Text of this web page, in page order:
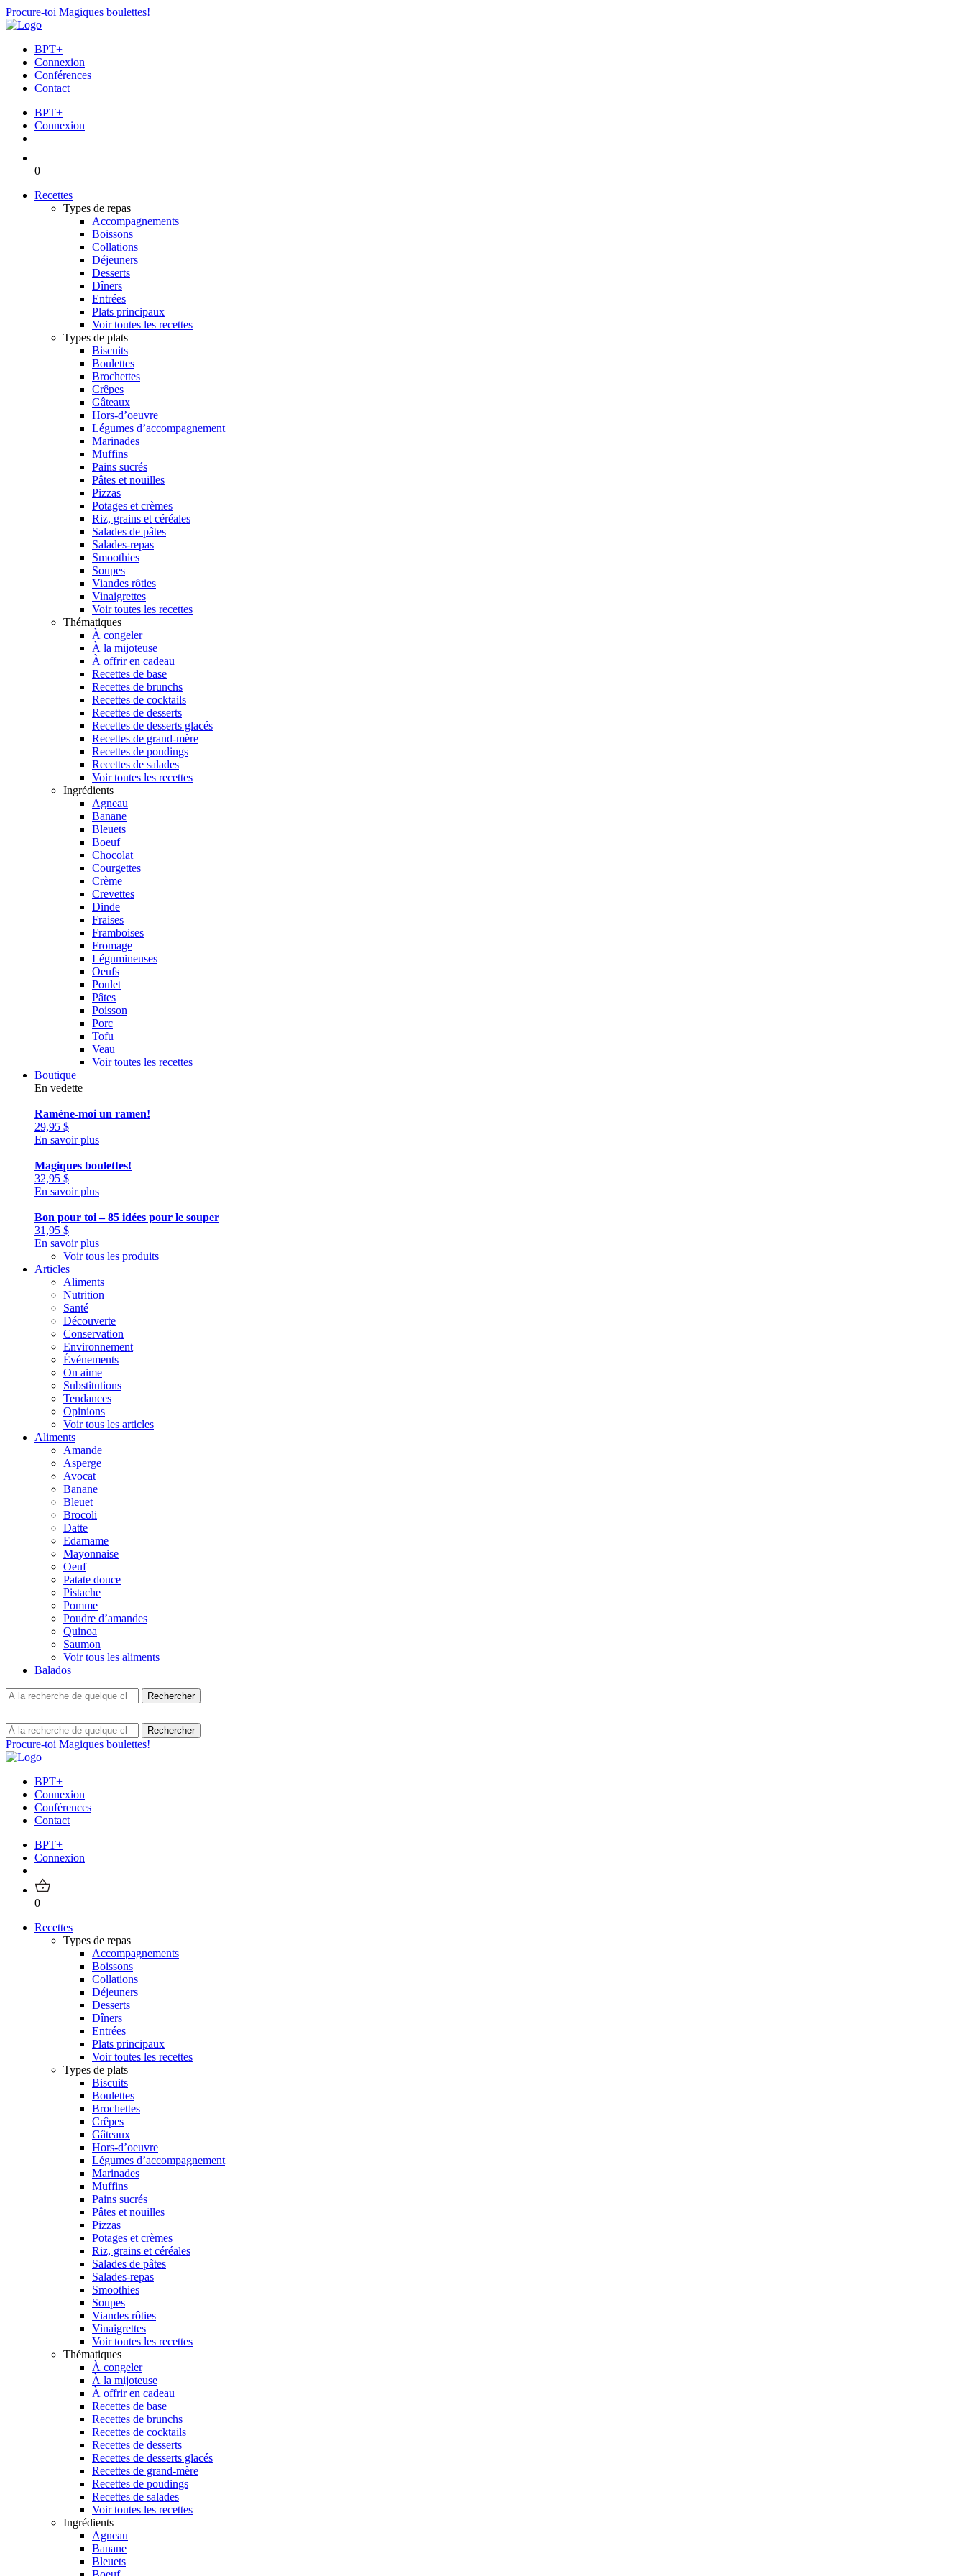
Procure-toi Magiques boulettes!
BPT+
Connexion
Conférences
Contact
BPT+
Connexion
0
Recettes
Types de repas
Accompagnements
Boissons
Collations
Déjeuners
Desserts
Dîners
Entrées
Plats principaux
Voir toutes les recettes
Types de plats
Biscuits
Boulettes
Brochettes
Crêpes
Gâteaux
Hors-d’oeuvre
Légumes d’accompagnement
Marinades
Muffins
Pains sucrés
Pâtes et nouilles
Pizzas
Potages et crèmes
Riz, grains et céréales
Salades de pâtes
Salades-repas
Smoothies
Soupes
Viandes rôties
Vinaigrettes
Voir toutes les recettes
Thématiques
À congeler
À la mijoteuse
À offrir en cadeau
Recettes de base
Recettes de brunchs
Recettes de cocktails
Recettes de desserts
Recettes de desserts glacés
Recettes de grand-mère
Recettes de poudings
Recettes de salades
Voir toutes les recettes
Ingrédients
Agneau
Banane
Bleuets
Boeuf
Chocolat
Courgettes
Crème
Crevettes
Dinde
Fraises
Framboises
Fromage
Légumineuses
Oeufs
Poulet
Pâtes
Poisson
Porc
Tofu
Veau
Voir toutes les recettes
Boutique
En vedette
Ramène-moi un ramen!
29,95 $
En savoir plus
Magiques boulettes!
32,95 $
En savoir plus
Bon pour toi – 85 idées pour le souper
31,95 $
En savoir plus
Voir tous les produits
Articles
Aliments
Nutrition
Santé
Découverte
Conservation
Environnement
Événements
On aime
Substitutions
Tendances
Opinions
Voir tous les articles
Aliments
Amande
Asperge
Avocat
Banane
Bleuet
Brocoli
Datte
Edamame
Mayonnaise
Oeuf
Patate douce
Pistache
Pomme
Poudre d’amandes
Quinoa
Saumon
Voir tous les aliments
Balados
Procure-toi Magiques boulettes!
BPT+
Connexion
Conférences
Contact
BPT+
Connexion
0
Recettes
Types de repas
Accompagnements
Boissons
Collations
Déjeuners
Desserts
Dîners
Entrées
Plats principaux
Voir toutes les recettes
Types de plats
Biscuits
Boulettes
Brochettes
Crêpes
Gâteaux
Hors-d’oeuvre
Légumes d’accompagnement
Marinades
Muffins
Pains sucrés
Pâtes et nouilles
Pizzas
Potages et crèmes
Riz, grains et céréales
Salades de pâtes
Salades-repas
Smoothies
Soupes
Viandes rôties
Vinaigrettes
Voir toutes les recettes
Thématiques
À congeler
À la mijoteuse
À offrir en cadeau
Recettes de base
Recettes de brunchs
Recettes de cocktails
Recettes de desserts
Recettes de desserts glacés
Recettes de grand-mère
Recettes de poudings
Recettes de salades
Voir toutes les recettes
Ingrédients
Agneau
Banane
Bleuets